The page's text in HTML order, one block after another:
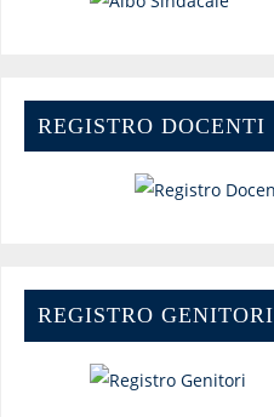
REGISTRO DOCENTI
REGISTRO GENITORI